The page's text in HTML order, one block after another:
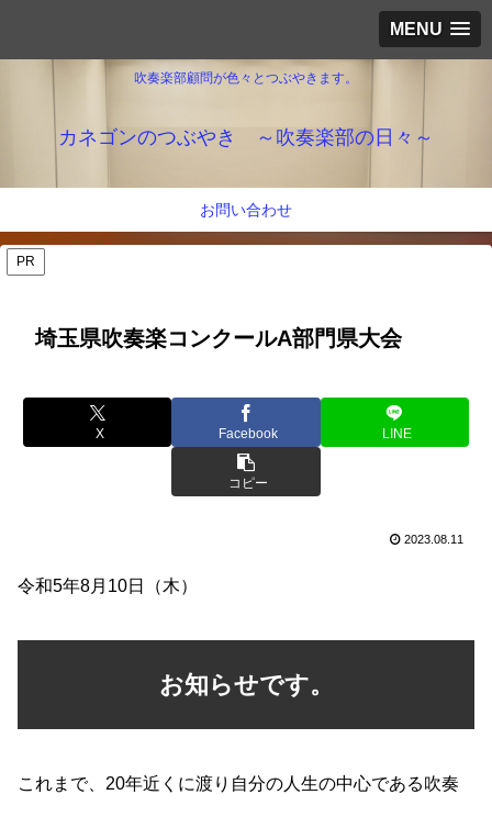
MENU
吹奏楽部顧問が色々とつぶやきます。
カネゴンのつぶやき ～吹奏楽部の日々～
お問い合わせ
PR
埼玉県吹奏楽コンクールA部門県大会
X Facebook LINE
コピー
2023.08.11
令和5年8月10日（木）
お知らせです。
これまで、20年近くに渡り自分の人生の中心である吹奏